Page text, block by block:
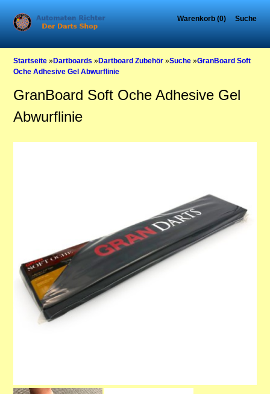
Warenkorb (0) Suche
Startseite »Dartboards »Dartboard Zubehör »Suche »GranBoard Soft
Oche Adhesive Gel Abwurflinie
GranBoard Soft Oche Adhesive Gel
Abwurflinie